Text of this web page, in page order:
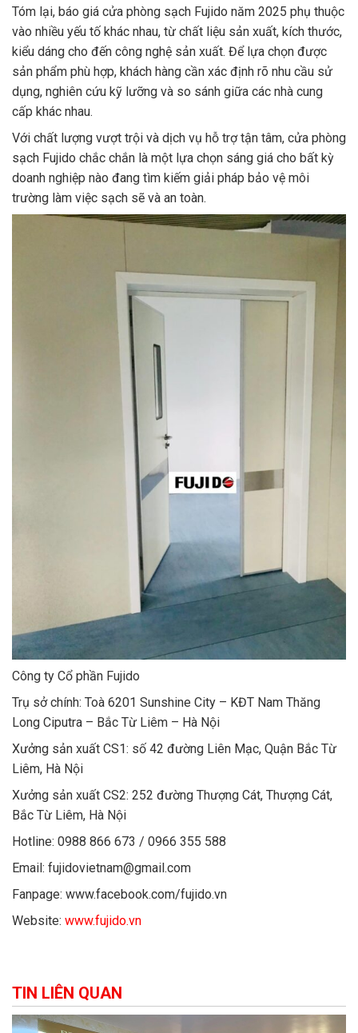
Tóm lại, báo giá cửa phòng sạch Fujido năm 2025 phụ thuộc
vào nhiều yếu tố khác nhau, từ chất liệu sản xuất, kích thước,
kiểu dáng cho đến công nghệ sản xuất. Để lựa chọn được
sản phẩm phù hợp, khách hàng cần xác định rõ nhu cầu sử
dụng, nghiên cứu kỹ lưỡng và so sánh giữa các nhà cung
cấp khác nhau.
Với chất lượng vượt trội và dịch vụ hỗ trợ tận tâm, cửa phòng
sạch Fujido chắc chắn là một lựa chọn sáng giá cho bất kỳ
doanh nghiệp nào đang tìm kiếm giải pháp bảo vệ môi
trường làm việc sạch sẽ và an toàn.
Công ty Cổ phần Fujido
Trụ sở chính: Toà 6201 Sunshine City – KĐT Nam Thăng
Long Ciputra – Bắc Từ Liêm – Hà Nội
Xưởng sản xuất CS1: số 42 đường Liên Mạc, Quận Bắc Từ
Liêm, Hà Nội
Xưởng sản xuất CS2: 252 đường Thượng Cát, Thượng Cát,
Bắc Từ Liêm, Hà Nội
Hotline: 0988 866 673 / 0966 355 588
Email: fujidovietnam@gmail.com
Fanpage: www.facebook.com/fujido.vn
Website: www.fujido.vn
TIN LIÊN QUAN